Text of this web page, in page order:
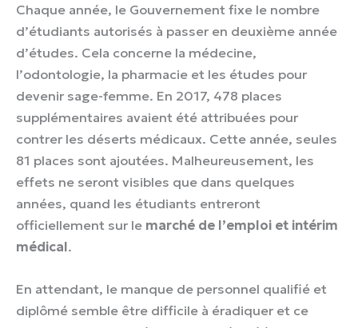
Chaque année, le Gouvernement fixe le nombre
d’étudiants autorisés à passer en deuxième année
d’études. Cela concerne la médecine,
l’odontologie, la pharmacie et les études pour
devenir sage-femme. En 2017, 478 places
supplémentaires avaient été attribuées pour
contrer les déserts médicaux. Cette année, seules
81 places sont ajoutées. Malheureusement, les
effets ne seront visibles que dans quelques
années, quand les étudiants entreront
officiellement sur le marché de l’emploi et intérim
médical.
En attendant, le manque de personnel qualifié et
diplômé semble être difficile à éradiquer et ce